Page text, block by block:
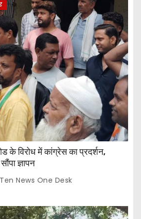
के विरोध में कांग्रेस का प्रदर्शन,
ज्ञापन
Ten News One Desk